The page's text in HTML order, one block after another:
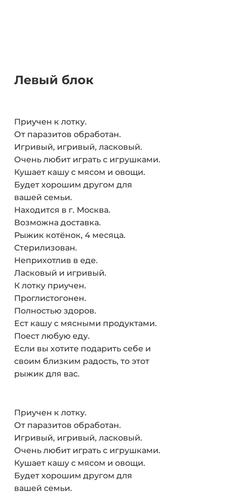
Левый блок
Приучен к лотку.
От паразитов обработан.
Игривый, игривый, ласковый.
Очень любит играть с игрушками.
Кушает кашу с мясом и овощи.
Будет хорошим другом для
вашей семьи.
Находится в г. Москва.
Возможна доставка.
Рыжик котёнок, 4 месяца.
Стерилизован.
Неприхотлив в еде.
Ласковый и игривый.
К лотку приучен.
Проглистогонен.
Полностью здоров.
Ест кашу с мясными продуктами.
Поест любую еду.
Если вы хотите подарить себе и
своим близким радость, то этот
рыжик для вас.
Приучен к лотку.
От паразитов обработан.
Игривый, игривый, ласковый.
Очень любит играть с игрушками.
Кушает кашу с мясом и овощи.
Будет хорошим другом для
вашей семьи.